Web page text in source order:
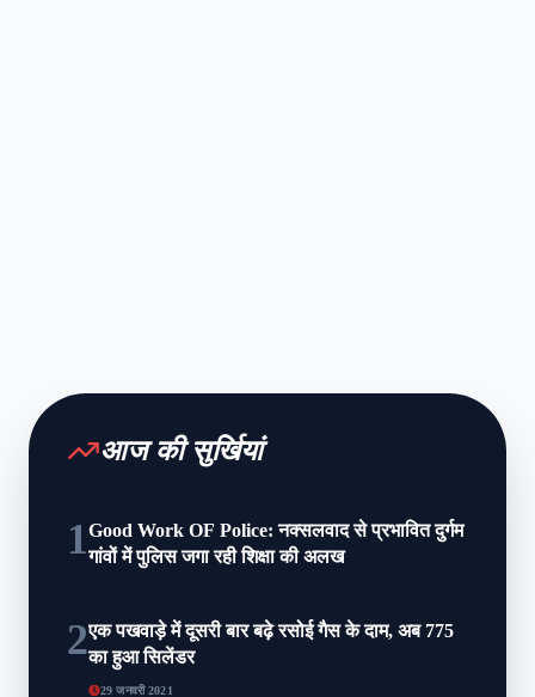
आज की सुर्खियां
1Good Work OF Police: नक्सलवाद से प्रभावित दुर्गम
गांवों में पुलिस जगा रही शिक्षा की अलख
2एक पखवाड़े में दूसरी बार बढ़े रसोई गैस के दाम, अब 775
का हुआ सिलेंडर
29 जनवरी 2021